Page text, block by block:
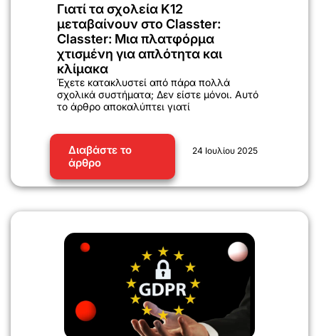
Γιατί τα σχολεία K12
μεταβαίνουν στο Classter:
Classter: Μια πλατφόρμα
χτισμένη για απλότητα και
κλίμακα
Έχετε κατακλυστεί από πάρα πολλά
σχολικά συστήματα; Δεν είστε μόνοι. Αυτό
το άρθρο αποκαλύπτει γιατί
Διαβάστε το
άρθρο
24 Ιουλίου 2025